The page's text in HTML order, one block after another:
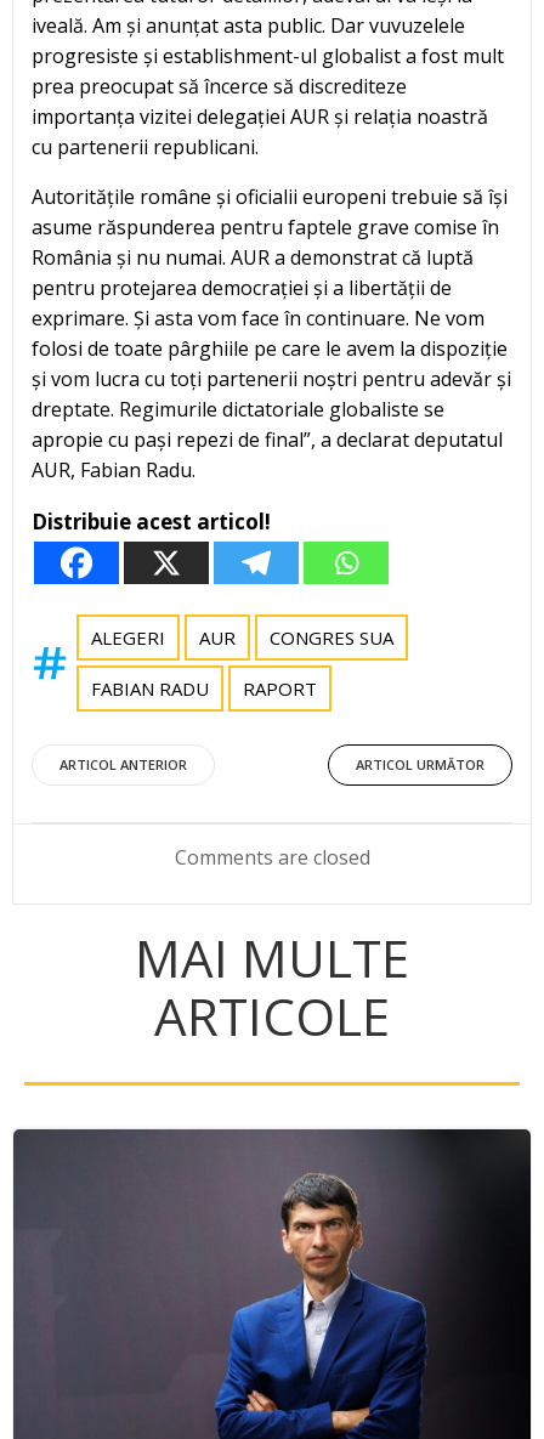
iveală. Am și anunțat asta public. Dar vuvuzelele
progresiste și establishment-ul globalist a fost mult
prea preocupat să încerce să discrediteze
importanța vizitei delegației AUR și relația noastră
cu partenerii republicani.
Autoritățile române și oficialii europeni trebuie să își
asume răspunderea pentru faptele grave comise în
România și nu numai. AUR a demonstrat că luptă
pentru protejarea democrației și a libertății de
exprimare. Și asta vom face în continuare. Ne vom
folosi de toate pârghiile pe care le avem la dispoziție
și vom lucra cu toți partenerii noștri pentru adevăr și
dreptate. Regimurile dictatoriale globaliste se
apropie cu pași repezi de final”, a declarat deputatul
AUR, Fabian Radu.
Distribuie acest articol!
ALEGERI AUR CONGRES SUA
FABIAN RADU RAPORT
Post
navigation
ARTICOL ANTERIOR
Post
navigation
ARTICOL URMĂTOR
Comments are closed
MAI MULTE
ARTICOLE